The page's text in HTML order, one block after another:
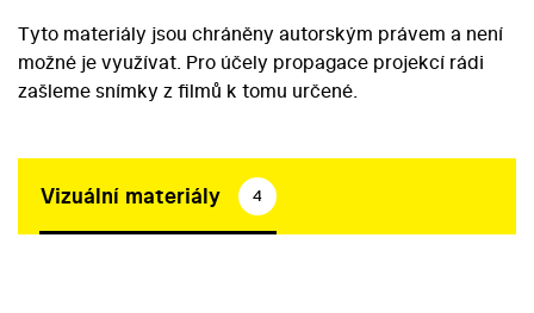
Tyto materiály jsou chráněny autorským právem a není
možné je využívat. Pro účely propagace projekcí rádi
zašleme snímky z filmů k tomu určené.
Vizuální materiály 4